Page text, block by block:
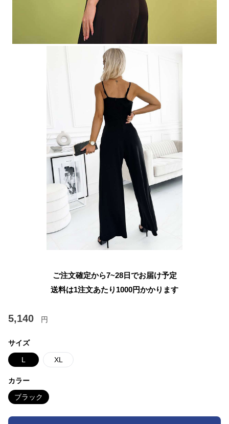
ご注文確定から7~28日でお届け予定
送料は1注文あたり 1000円かかります
5,140 円
サイズ
L XL
カラー
ブラック